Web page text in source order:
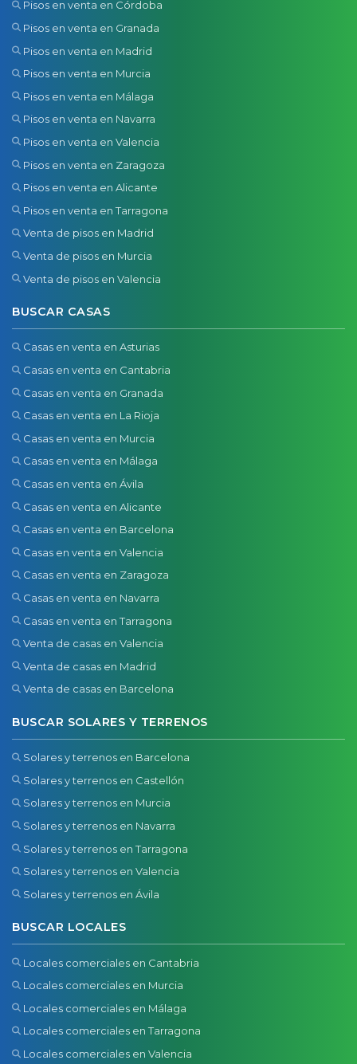
Pisos en venta en Córdoba
Pisos en venta en Granada
Pisos en venta en Madrid
Pisos en venta en Murcia
Pisos en venta en Málaga
Pisos en venta en Navarra
Pisos en venta en Valencia
Pisos en venta en Zaragoza
Pisos en venta en Alicante
Pisos en venta en Tarragona
Venta de pisos en Madrid
Venta de pisos en Murcia
Venta de pisos en Valencia
BUSCAR CASAS
Casas en venta en Asturias
Casas en venta en Cantabria
Casas en venta en Granada
Casas en venta en La Rioja
Casas en venta en Murcia
Casas en venta en Málaga
Casas en venta en Ávila
Casas en venta en Alicante
Casas en venta en Barcelona
Casas en venta en Valencia
Casas en venta en Zaragoza
Casas en venta en Navarra
Casas en venta en Tarragona
Venta de casas en Valencia
Venta de casas en Madrid
Venta de casas en Barcelona
BUSCAR SOLARES Y TERRENOS
Solares y terrenos en Barcelona
Solares y terrenos en Castellón
Solares y terrenos en Murcia
Solares y terrenos en Navarra
Solares y terrenos en Tarragona
Solares y terrenos en Valencia
Solares y terrenos en Ávila
BUSCAR LOCALES
Locales comerciales en Cantabria
Locales comerciales en Murcia
Locales comerciales en Málaga
Locales comerciales en Tarragona
Locales comerciales en Valencia